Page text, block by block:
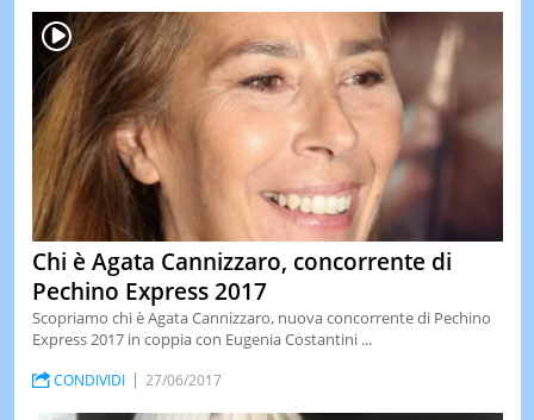
Chi è Agata Cannizzaro, concorrente di
Pechino Express 2017
Scopriamo chi è Agata Cannizzaro, nuova concorrente di Pechino
Express 2017 in coppia con Eugenia Costantini ...
CONDIVIDI 27/06/2017